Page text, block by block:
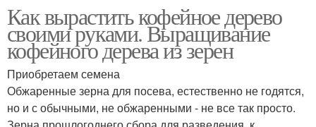
Как вырастить кофейное дерево
своими руками. Выращивание
кофейного дерева из зерен
Приобретаем семена
Обжаренные зерна для посева, естественно не годятся,
но и с обычными, не обжаренными - не все так просто.